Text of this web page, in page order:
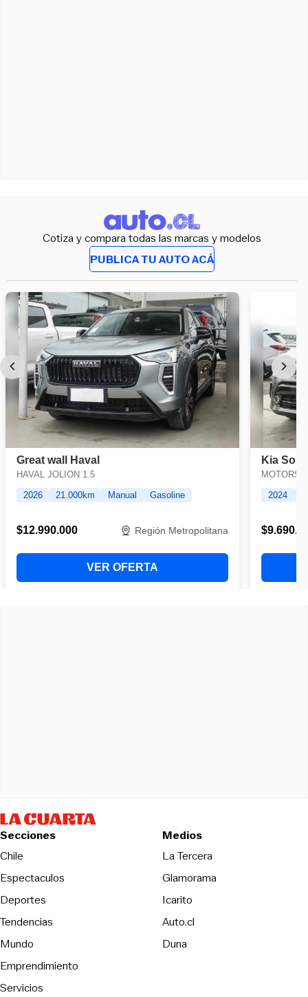
Cotiza y compara todas las marcas y modelos
PUBLICA TU AUTO ACÁ
Secciones
Chile
Espectaculos
Deportes
Tendencias
Mundo
Emprendimiento
Servicios
Medios
La TerceraOpens in new
Glamorama
Icarito
Auto.cl
DunaOpens in new window